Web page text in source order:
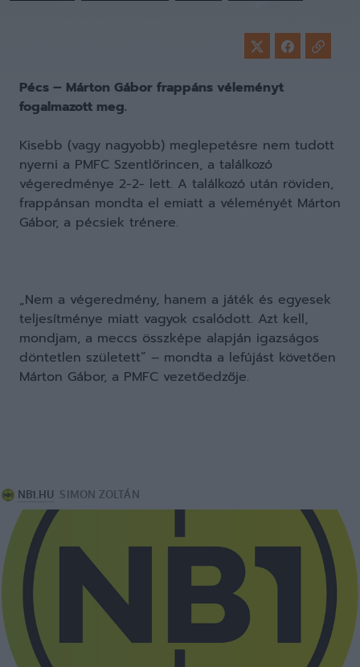
Pécs – Márton Gábor frappáns véleményt
fogalmazott meg.
Kisebb (vagy nagyobb) meglepetésre nem tudott
nyerni a PMFC Szentlőrincen, a találkozó
végeredménye 2-2- lett. A találkozó után röviden,
frappánsan mondta el emiatt a véleményét Márton
Gábor, a pécsiek trénere.
„Nem a végeredmény, hanem a játék és egyesek
teljesítménye miatt vagyok csalódott. Azt kell,
mondjam, a meccs összképe alapján igazságos
döntetlen született” – mondta a lefújást követően
Márton Gábor, a PMFC vezetőedzője.